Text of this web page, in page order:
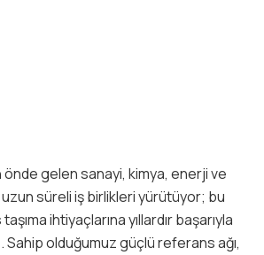
önde gelen sanayi, kimya, enerji ve
süreli iş birlikleri yürütüyor; bu
ihtiyaçlarına yıllardır başarıyla
olduğumuz güçlü referans ağı,